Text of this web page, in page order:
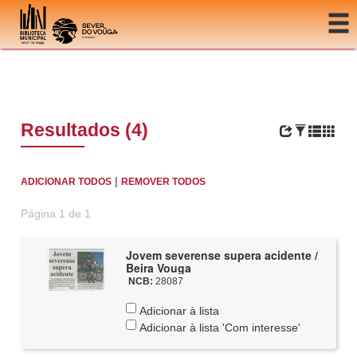
Ir para o conteúdo
Resultados (4)
ADICIONAR TODOS |REMOVER TODOS
Página 1 de 1
Jovem severense supera acidente /
Beira Vouga
NCB: 28087
Adicionar à lista
Adicionar à lista 'Com interesse'